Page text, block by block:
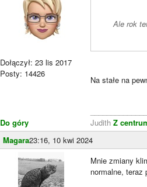
Dołączył: 23 lis 2017
Posty: 14426
Do góry
Ale rok
Na stałe na
Judith Z
Magara23:16, 10 kwi 2024
Mnie zmiany
normalne, teraz